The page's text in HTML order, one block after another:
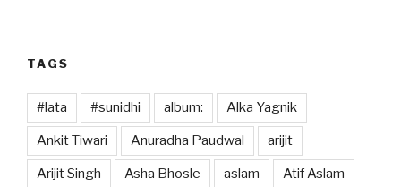
TAGS
#lata #sunidhi album: Alka Yagnik
Ankit Tiwari Anuradha Paudwal arijit
Arijit Singh Asha Bhosle aslam Atif Aslam